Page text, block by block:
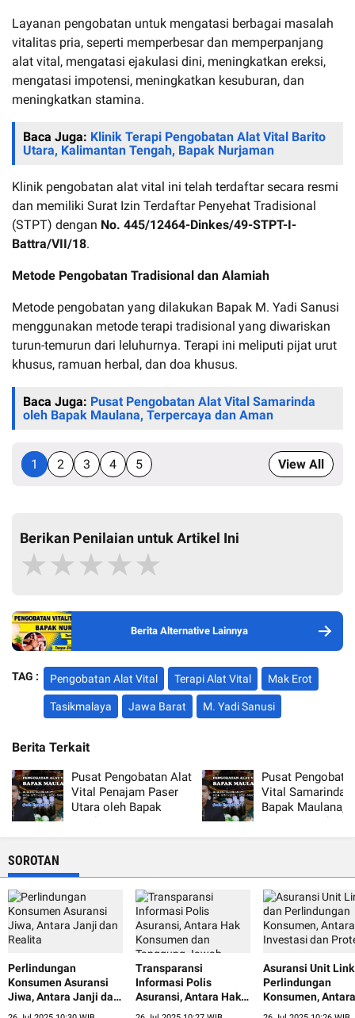
Layanan pengobatan untuk mengatasi berbagai masalah
vitalitas pria, seperti memperbesar dan memperpanjang
alat vital, mengatasi ejakulasi dini, meningkatkan ereksi,
mengatasi impotensi, meningkatkan kesuburan, dan
meningkatkan stamina.
Baca Juga: Klinik Terapi Pengobatan Alat Vital Barito
Utara, Kalimantan Tengah, Bapak Nurjaman
Klinik pengobatan alat vital ini telah terdaftar secara resmi
dan memiliki Surat Izin Terdaftar Penyehat Tradisional
(STPT) dengan No. 445/12464-Dinkes/49-STPT-I-
Battra/VII/18.
Metode Pengobatan Tradisional dan Alamiah
Metode pengobatan yang dilakukan Bapak M. Yadi Sanusi
menggunakan metode terapi tradisional yang diwariskan
turun-temurun dari leluhurnya. Terapi ini meliputi pijat urut
khusus, ramuan herbal, dan doa khusus.
Baca Juga: Pusat Pengobatan Alat Vital Samarinda
oleh Bapak Maulana, Terpercaya dan Aman
1 2 3 4 5 View All
Berikan Penilaian untuk Artikel Ini
★★★★★
Berita Alternative Lainnya
TAG : Pengobatan Alat Vital Terapi Alat Vital Mak Erot
Tasikmalaya Jawa Barat M. Yadi Sanusi
Berita Terkait
Pusat Pengobatan Alat
Vital Penajam Paser
Utara oleh Bapak
Maulana, Terpercaya
Pusat
Vital Samarinda
Bapak Maulana,
Terpercaya dan
SOROTAN
Perlindungan
Konsumen Asuransi
Jiwa, Antara Janji dan
Realita
Transparansi
Informasi Polis
Asuransi, Antara Hak
Konsumen dan
Asuransi Unit
Perlindungan
Konsumen, Antara
Investasi dan